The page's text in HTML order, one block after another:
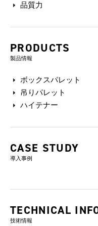
品質力
PRODUCTS
製品情報
ボックスパレット
吊りパレット
ハイテナー
CASE STUDY
導入事例
TECHNICAL
技術情報